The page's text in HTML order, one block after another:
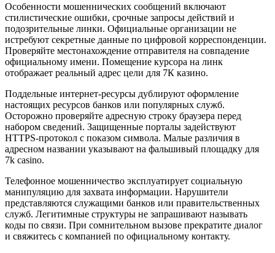
Особенности мошеннических сообщений включают
стилистические ошибки, срочные запросы действий и
подозрительные линки. Официальные организации не
истребуют секретные данные по цифровой корреспонденции.
Проверяйте местонахождение отправителя на совпадение
официальному имени. Помещение курсора на линк
отображает реальный адрес цели для 7К казино.
Поддельные интернет-ресурсы дублируют оформление
настоящих ресурсов банков или популярных служб.
Осторожно проверяйте адресную строку браузера перед
набором сведений. Защищенные порталы задействуют
HTTPS-протокол с показом символа. Малые различия в
адресном названии указывают на фальшивый площадку для
7k casino.
Телефонное мошенничество эксплуатирует социальную
манипуляцию для захвата информации. Нарушители
представляются служащими банков или правительственных
служб. Легитимные структуры не запрашивают называть
коды по связи. При сомнительном вызове прекратите диалог
и свяжитесь с компанией по официальному контакту.